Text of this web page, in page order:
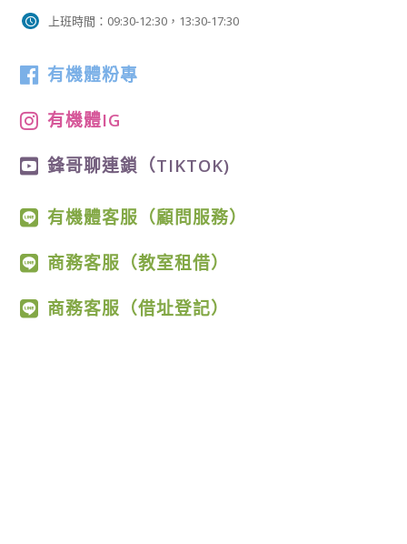
上班時間：09:30-12:30，13:30-17:30
有機體粉專
有機體IG
鋒哥聊連鎖（TIKTOK)
有機體客服（顧問服務）
商務客服（教室租借）
商務客服（借址登記）